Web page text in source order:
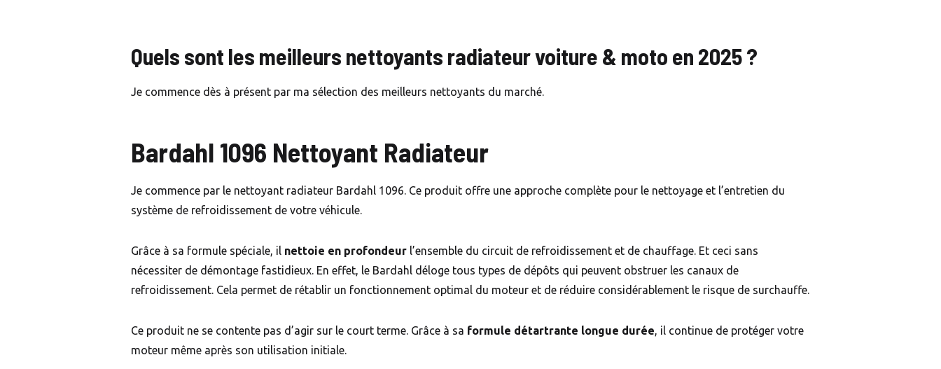
Quels sont les meilleurs nettoyants radiateur voiture & moto en 2025 ?
Je commence dès à présent par ma sélection des meilleurs nettoyants du marché.
Bardahl 1096 Nettoyant Radiateur
Je commence par le nettoyant radiateur Bardahl 1096. Ce produit offre une approche complète pour le nettoyage et l’entretien du
système de refroidissement de votre véhicule.
Grâce à sa formule spéciale, il nettoie en profondeur l’ensemble du circuit de refroidissement et de chauffage. Et ceci sans
nécessiter de démontage fastidieux. En effet, le Bardahl déloge tous types de dépôts qui peuvent obstruer les canaux de
refroidissement. Cela permet de rétablir un fonctionnement optimal du moteur et de réduire considérablement le risque de surchauffe.
Ce produit ne se contente pas d’agir sur le court terme. Grâce à sa formule détartrante longue durée, il continue de protéger votre
moteur même après son utilisation initiale.